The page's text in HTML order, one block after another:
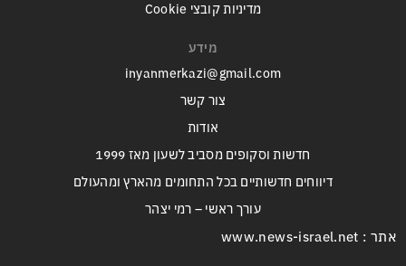
מדיניות קובצי Cookie
מידע
inyanmerkazi@gmail.com
צור קשר
אודות
חדשות וסקופים מסביב לשעון מאז 1999
דיווחים חדשותיים בכל התחומים מהארץ ומהעולם
עורך ראשי – רמי יצהר
אתר : www.news-israel.net